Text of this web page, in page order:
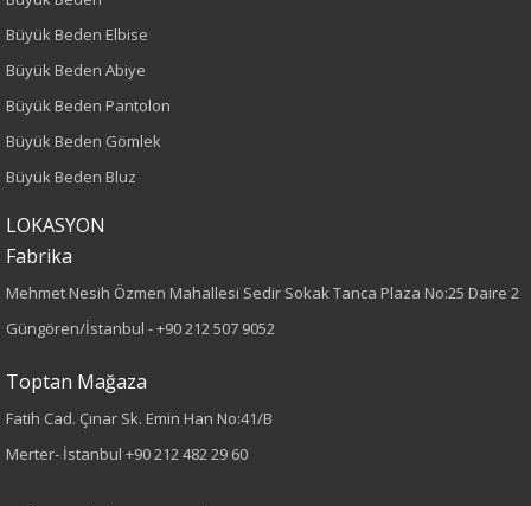
100
Geniş Paça
Dokuma
Desen
Büyük Beden Elbise
Büyük Beden Abiye
Büyük Beden Pantolon
Büyük Beden Gömlek
Büyük Beden Bluz
LOKASYON
Fabrika
Mehmet Nesih Özmen Mahallesi Sedir Sokak Tanca Plaza No:25 Daire 2
Güngören/İstanbul -+90 212 507 9052
Toptan Mağaza
Fatih Cad. Çınar Sk. Emin Han No:41/B
Merter- İstanbul +90 212 482 29 60